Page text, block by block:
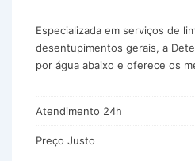
Especializada em serviços de
desentupimentos gerais, a
por água abaixo e oferece os
Atendimento 24h
Preço Justo